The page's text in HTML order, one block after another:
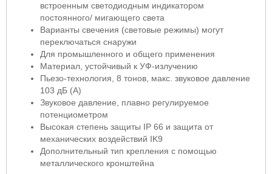
встроенным светодиодным индикатором
постоянного/ мигающего света
Варианты свечения (световые режимы) могут
переключаться снаружи
Для промышленного и общего применения
Материал, устойчивый к УФ-излучению
Пьезо-технология, 8 тонов, макс. звуковое давление
103 дБ (А)
Звуковое давление, плавно регулируемое
потенциометром
Высокая степень защиты IP 66 и защита от
механических воздействий IK9
Дополнительный тип крепления с помощью
металлического кронштейна